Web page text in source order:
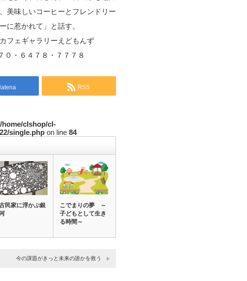
美味しいコーヒーとフレンドリー
に惹かれて」と話す。
フェギャラリーえどもんず
・６４７８・７７７８
RSS
/home/clshop/cl-
single.php on line 84
民家に浮かぶ銀
こでまりの夢 ～
子どもとして生き
る時間～
今の課題がきっと未来の誰かを救う